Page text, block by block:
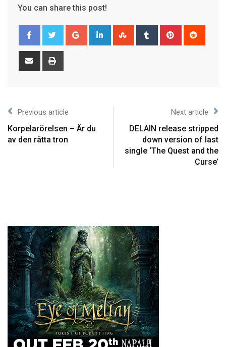
You can share this post!
Previous article
Korpelarörelsen – Är du
av den rätta tron
Next article
DELAIN release stripped
down version of last
single ‘The Quest and the
Curse’